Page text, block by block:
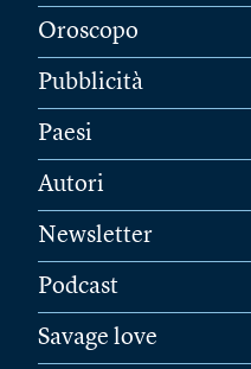
Oroscopo
Pubblicità
Paesi
Autori
Newsletter
Podcast
Savage love